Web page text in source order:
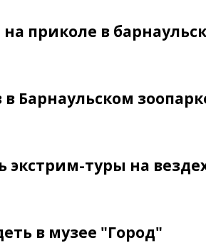
приколе в
Барнаульском
экстрим-туры на
в музее "Город"